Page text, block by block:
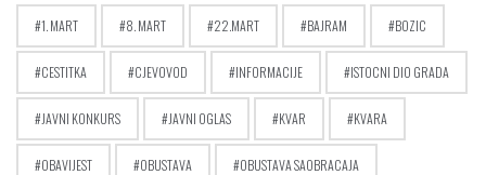
1. MART 8. MART 22.MART BAJRAM BOZIC
CESTITKA CJEVOVOD INFORMACIJE ISTOCNI DIO GRADA
JAVNI KONKURS JAVNI OGLAS KVAR KVARA
OBAVIJEST OBUSTAVA OBUSTAVA SAOBRACAJA